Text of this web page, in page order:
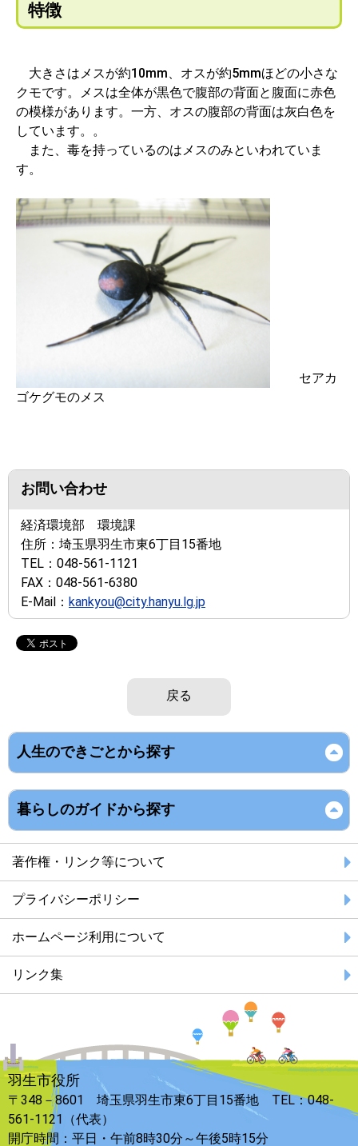
特徴
大きさはメスが約10mm、オスが約5mmほどの小さな
クモです。メスは全体が黒色で腹部の背面と腹面に赤色
の模様があります。一方、オスの腹部の背面は灰白色を
しています。。
また、毒を持っているのはメスのみといわれていま
す。
セアカ
ゴケグモのメス
お問い合わせ
経済環境部 環境課
住所： 埼玉県羽生市東6丁目15番地
TEL： 048-561-1121
FAX： 048-561-6380
E-Mail： kankyou@city.hanyu.lg.jp
戻る
人生のできごとから探す
暮らしのガイドから探す
著作権・リンク等について
プライバシーポリシー
ホームページ利用について
リンク集
羽生市役所
〒348－8601 埼玉県羽生市東6丁目15番地 TEL：048-
561-1121（代表）
開庁時間：平日・午前8時30分～午後5時15分